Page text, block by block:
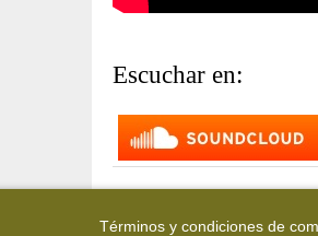
Escuchar en:
Términos y condiciones de